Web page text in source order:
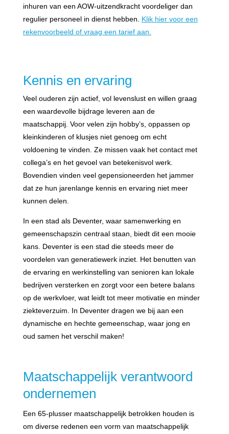
inhuren van een AOW-uitzendkracht voordeliger dan
regulier personeel in dienst hebben. Klik hier voor een
rekenvoorbeeld of vraag een tarief aan.
Kennis en ervaring
Veel ouderen zijn actief, vol levenslust en willen graag
een waardevolle bijdrage leveren aan de
maatschappij. Voor velen zijn hobby’s, oppassen op
kleinkinderen of klusjes niet genoeg om echt
voldoening te vinden. Ze missen vaak het contact met
collega’s en het gevoel van betekenisvol werk.
Bovendien vinden veel gepensioneerden het jammer
dat ze hun jarenlange kennis en ervaring niet meer
kunnen delen.
In een stad als Deventer, waar samenwerking en
gemeenschapszin centraal staan, biedt dit een mooie
kans. Deventer is een stad die steeds meer de
voordelen van generatiewerk inziet. Het benutten van
de ervaring en werkinstelling van senioren kan lokale
bedrijven versterken en zorgt voor een betere balans
op de werkvloer, wat leidt tot meer motivatie en minder
ziekteverzuim. In Deventer dragen we bij aan een
dynamische en hechte gemeenschap, waar jong en
oud samen het verschil maken!
Maatschappelijk verantwoord
ondernemen
Een 65-plusser maatschappelijk betrokken houden is
om diverse redenen een vorm van maatschappelijk